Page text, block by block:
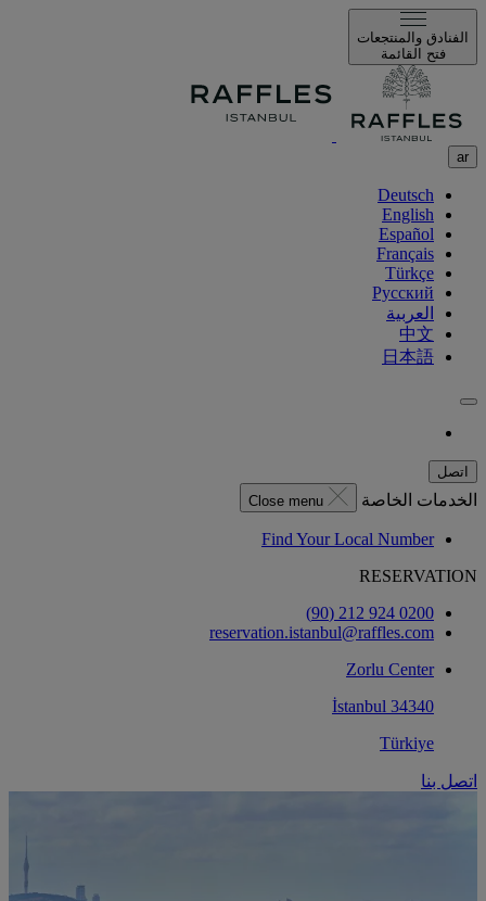
الفنادق والمنتجعات
فتح القائمة
ar
Deutsch
English
Español
Français
Türkçe
Русский
العربية
中文
日本語
اتصل
الخدمات الخاصة Close menu
Find Your Local Number
RESERVATION
0200 924 212 (90)
reservation.istanbul@raffles.com
Zorlu Center
34340 İstanbul
Türkiye
اتصل بنا